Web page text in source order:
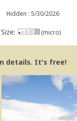
Hidden : 5/30/2026
Size: (micro)
details. It's free!